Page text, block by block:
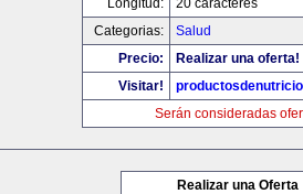
Longitud:
20 caracteres
Categorias:
Salud
Precio:
Realizar una oferta!
Visitar!
Serán consideradas
Realizar una Oferta